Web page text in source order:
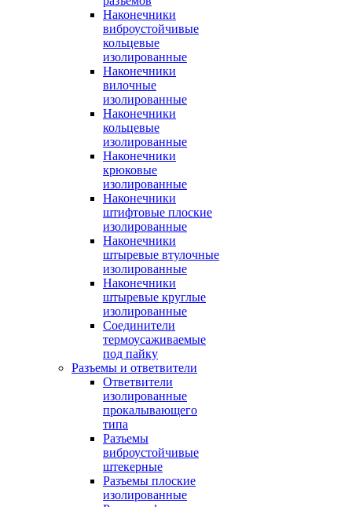
Наконечники
виброустойчивые
кольцевые
изолированные
Наконечники
вилочные
изолированные
Наконечники
кольцевые
изолированные
Наконечники
крюковые
изолированные
Наконечники
штифтовые плоские
изолированные
Наконечники
штыревые втулочные
изолированные
Наконечники
штыревые круглые
изолированные
Соединители
термоусаживаемые
под пайку
Разъемы и ответвители
Ответвители
изолированные
прокалывающего
типа
Разъемы
виброустойчивые
штекерные
Разъемы плоские
изолированные